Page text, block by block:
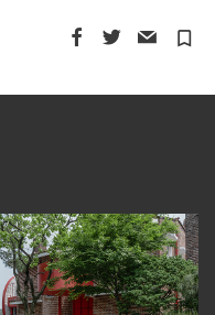
turned_in_not